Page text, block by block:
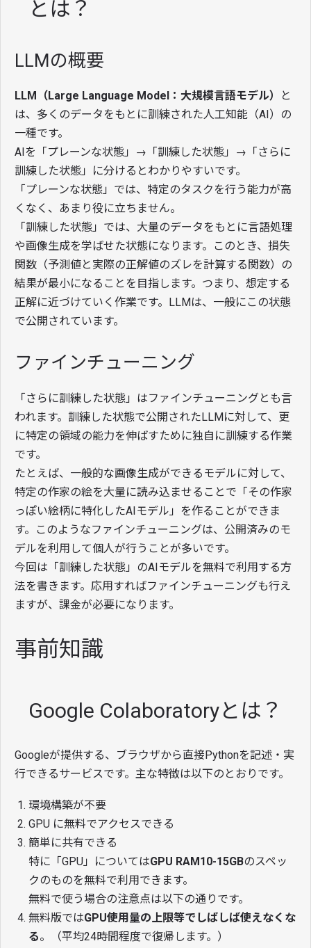
とは？
LLMの概要
LLM（Large Language Model：大規模言語モデル）
と
は、多くのデータをもとに訓練された人工知能（AI）の
一種です。
AIを「プレーンな状態」→「訓練した状態」→「さらに
訓練した状態」に分けるとわかりやすいです。
「プレーンな状態」では、特定のタスクを行う能力が高
くなく、あまり役に立ちません。
「訓練した状態」では、大量のデータをもとに言語処理
や画像生成を学ばせた状態になります。このとき、損失
関数（予測値と実際の正解値のズレを計算する関数）の
結果が最小になることを目指します。つまり、想定する
正解に近づけていく作業です。LLMは、一般にこの状態
で公開されています。
ファインチューニング
「さらに訓練した状態」はファインチューニングとも言
われます。訓練した状態で公開されたLLMに対して、更
に特定の領域の能力を伸ばすために独自に訓練する作業
です。
たとえば、一般的な画像生成ができるモデルに対して、
特定の作家の絵を大量に読み込ませることで「その作家
っぽい絵柄に特化したAIモデル」を作ることができま
す。このようなファインチューニングは、公開済みのモ
デルを利用して個人が行うことが多いです。
今回は「訓練した状態」のAIモデルを無料で利用する方
法を書きます。応用すればファインチューニングも行え
ますが、課金が必要になります。
事前知識
Google Colaboratoryとは？
Googleが提供する、ブラウザから直接Pythonを記述・実
行できるサービスです。主な特徴は以下のとおりです。
環境構築が不要
GPU に無料でアクセスできる
簡単に共有できる
特に「GPU」についてはGPU RAM10-15GBのスペッ
クのものを無料で利用できます。
無料で使う場合の注意点は以下の通りです。
無料版ではGPU使用量の上限等でしばしば使えなくな
る。（平均24時間程度で復帰します。）